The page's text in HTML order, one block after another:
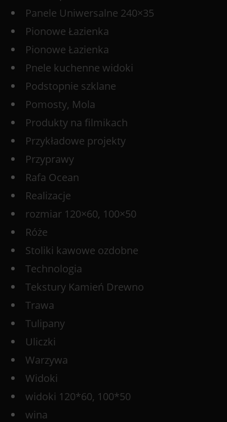
Panele Uniwersalne 240×35
Pionowe Łazienka
Pionowe Łazienka
Pnele kuchenne widoki
Podstopnie szklane
Pomosty, Mola
Produkty na filmikach
Przykładowe projekty
Przyprawy
Rafa Ocean
Realizacje
rozmiar 120×60, 100×50
Róże
Stoliki kawowe ozdobne
Technologia
Tekstury Kamień Drewno
Trawa
Tulipany
Uliczki
Warzywa
Widoki
widoki 120*60, 100*50
wina